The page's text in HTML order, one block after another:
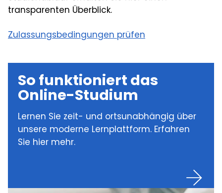
transparenten Überblick.
Zulassungsbedingungen prüfen
So funktioniert das
Online-Studium
Lernen Sie zeit- und ortsunabhängig über
unsere moderne Lernplattform. Erfahren
Sie hier mehr.